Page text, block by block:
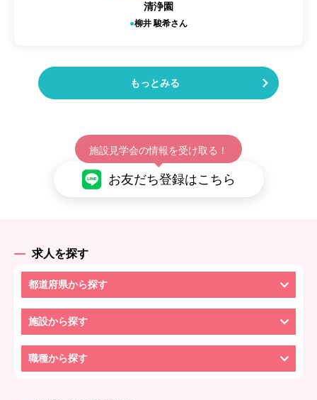
清浄園
柳井 駿希さん
もっとみる
施設見学会の情報を受け取る！
お友だち登録はこちら
求人を探す
都道府県から探す
施設から探す
職種から探す